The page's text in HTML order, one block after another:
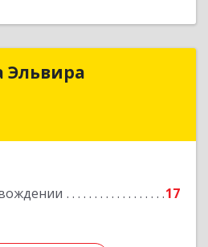
Эльвира
17
Эльвира